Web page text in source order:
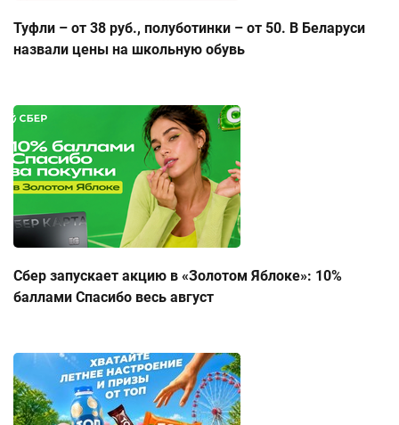
Туфли – от 38 руб., полуботинки – от 50. В Беларуси
назвали цены на школьную обувь
Сбер запускает акцию в «Золотом Яблоке»: 10%
баллами Спасибо весь август